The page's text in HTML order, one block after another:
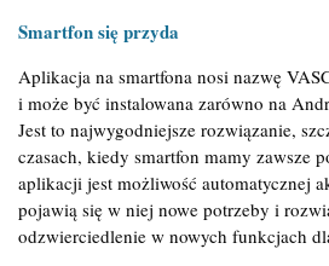
Smartfon się przyda
Aplikacja na smartfona nosi nazwę
i może być instalowana zarówno na
Jest to najwygodniejsze rozwiązanie,
czasach, kiedy smartfon mamy zawsze
aplikacji jest możliwość automatycznej
pojawią się w niej nowe potrzeby i
odzwierciedlenie w nowych funkcjach